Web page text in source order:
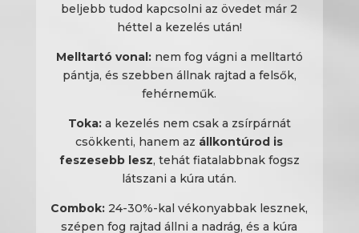
beljebb tudod kapcsolni az övedet már 2
héttel a kezelés után!
Melltartó vonal:nem fog vágni a melltartó
pántja, és szebben állnak rajtad a felsők,
fehérneműk.
Toka:a kezelés nem csak a zsírpárnát
csökkenti, hanem az állkontúrod is
feszesebb lesz, tehát fiatalabbnak fogsz
látszani a kúra után.
Combok: 24-30%-kal vékonyabbak lesznek,
szépen fog rajtad állni a nadrág, és a kúra